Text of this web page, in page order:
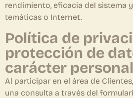
rendimiento, eficacia del sistema
temáticas o Internet.
Política de
protección de
carácter personal
Al participar en el área de
una consulta a través del